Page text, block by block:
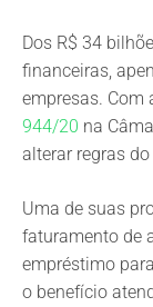
Dos R$ 34
financeiras,
empresas. Com
944/20 na
alterar regras
Uma de suas
faturamento de
empréstimo
o benefício